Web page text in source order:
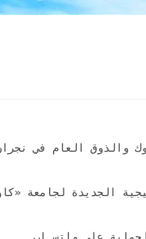
والذوق العام في
الجديدة لجامعة